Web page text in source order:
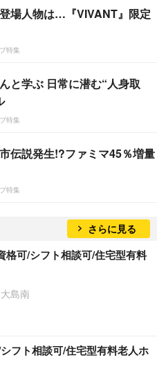
場人物は…『VIVANT』限定
特集
と学ぶ 日常に潜む“人身取
特集
伝説発生!?ファミマ45％増量
特集
さらに見る
格可/シフト相談可/住宅型有料
島南
フト相談可/住宅型有料老人ホ